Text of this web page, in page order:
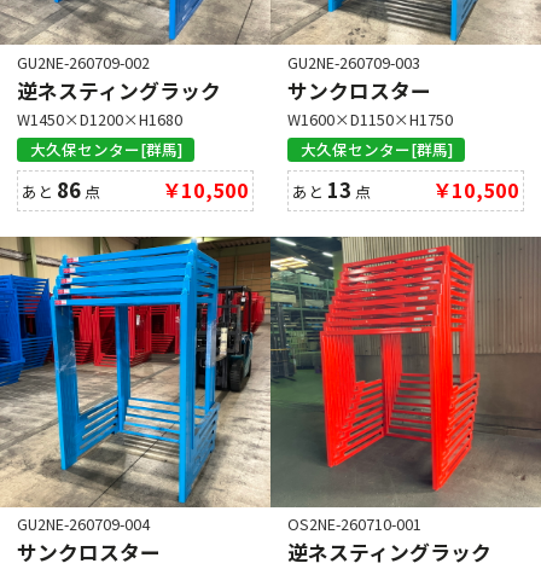
GU2NE-260709-002
逆ネスティングラック
W1450×D1200×H1680
大久保センター[群馬]
あと 86 点 ￥10,500
GU2NE-260709-003
サンクロスター
W1600×D1150×H1750
大久保センター[群馬]
あと 13 点 ￥10,500
GU2NE-260709-004
サンクロスター
OS2NE-260710-001
逆ネスティングラック